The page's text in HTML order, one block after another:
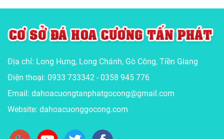
Địa chỉ: Long Hưng, Long Chánh, Gò Công, Tiền Giang
Điện thoại: 0933 733342 - 0358 945 776
Email: dahoacuongtanphatgocong@gmail.com
Website: dahoacuonggocong.com